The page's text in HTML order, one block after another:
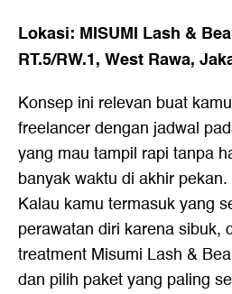
Lokasi: MISUMI Lash &
RT.5/RW.1, West Rawa,
Konsep ini relevan buat
freelancer dengan jadwal
yang mau tampil rapi tanpa
banyak waktu di akhir pekan.
Kalau kamu termasuk yang
perawatan diri karena sibuk,
treatment Misumi Lash &
dan pilih paket yang paling